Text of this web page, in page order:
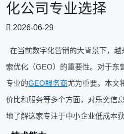
化公司专业选择
2026-06-29
在当前数字化营销的大背景下，
索优化（GEO）的重要性。对于东
专业的GEO服务商尤为重要。本文
价比和服务等多个方面，对乐奕信
地了解这家专注于中小企业低成本获